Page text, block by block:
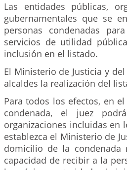
Las entidades públicas,
gubernamentales que se
personas condenadas
servicios de utilidad
inclusión en el listado.
El Ministerio de Justicia y
alcaldes la realización del
Para todos los efectos, en
condenada, el juez
organizaciones incluidas en
establezca el Ministerio de
domicilio de la condenada
capacidad de recibir a la